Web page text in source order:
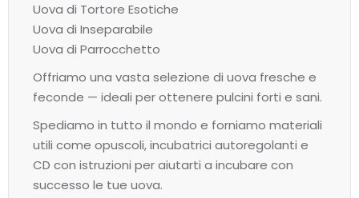
Uova di Tortore Esotiche
Uova di Inseparabile
Uova di Parrocchetto
Offriamo una vasta selezione di uova fresche e
feconde — ideali per ottenere pulcini forti e sani.
Spediamo in tutto il mondo e forniamo materiali
utili come opuscoli, incubatrici autoregolanti e
CD con istruzioni per aiutarti a incubare con
successo le tue uova.